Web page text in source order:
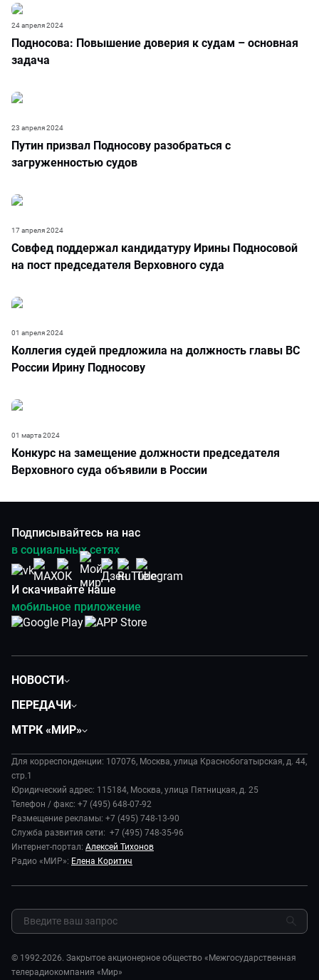
Подносова: Повышение доверия к судам – основная
задача
24 апреля 2024
Путин призвал Подносову разобраться с
загруженностью судов
23 апреля 2024
Совфед поддержал кандидатуру Ирины Подносовой
на пост председателя Верховного суда
17 апреля 2024
Коллегия судей предложила на должность главы ВС
России Ирину Подносову
01 апреля 2024
Конкурс на замещение должности председателя
Верховного суда объявили в России
01 марта 2024
Подписывайтесь на нас
в социальных сетях
И скачивайте наше
мобильное приложение
НОВОСТИ
Экономика
Происшествия
В содружестве
В мире
Наука и технологии
Здоровье и медицина
Спорт
Шоу-бизнес
Стиль жизни
Сад и огород
ПЕРЕДАЧИ
Дела судебные
Диктор делает
Игра в кино
Игра в кино. Мультфильмы
Исторический детектив
Миллион за 5 минут
Мировое соглашение
Предварительный диагноз
МТРК «МИР»
История
Руководство
Новости компании
Пресса о нас
Карьера
Реклама
Закупки и тендеры
Обратная связь
Для корреспонденции: 107076, Москва, улица Краснобогатырская, д. 44,
стр.1
Юридический адрес: 115184, Москва, улица Пятницкая, д. 25
Телефон / факс: +7 (495) 648-07-92
Размещение рекламы: +7 (495) 748-13-90
Служба развития сети: +7 (495) 748-35-96
Интернет-портал: Алексей Тихонов
Радио «МИР»: Елена Коритич
© 1992-2026. Закрытое акционерное общество «Межгосударственная
телерадиокомпания «Мир»